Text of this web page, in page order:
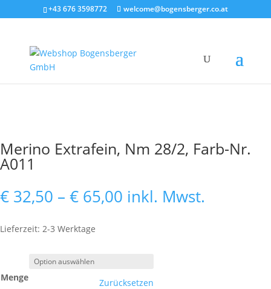
+43 676 3598772 welcome@bogensberger.co.at
Merino Extrafein, Nm 28/2, Farb-Nr.
A011
€ 32,50 – € 65,00 Preisspanne:
€ 32,50
inkl. Mwst.
Lieferzeit: 2-3 Werktage
Menge Zurücksetzen